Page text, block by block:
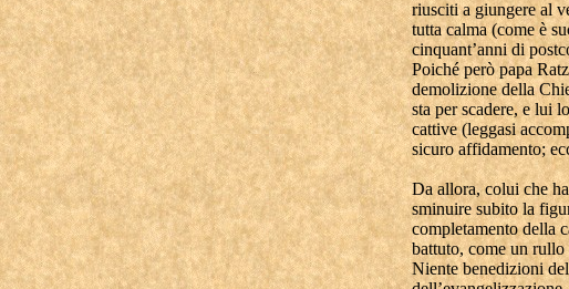
riusciti a giungere al
tutta calma (come è
cinquant’anni di
Poiché però papa
demolizione della
sta per scadere, e lui
cattive (leggasi
sicuro affidamento;
Da allora, colui che
sminuire subito la
completamento della
battuto, come un rullo
Niente benedizioni